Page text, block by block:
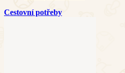
Cestovní potřeby